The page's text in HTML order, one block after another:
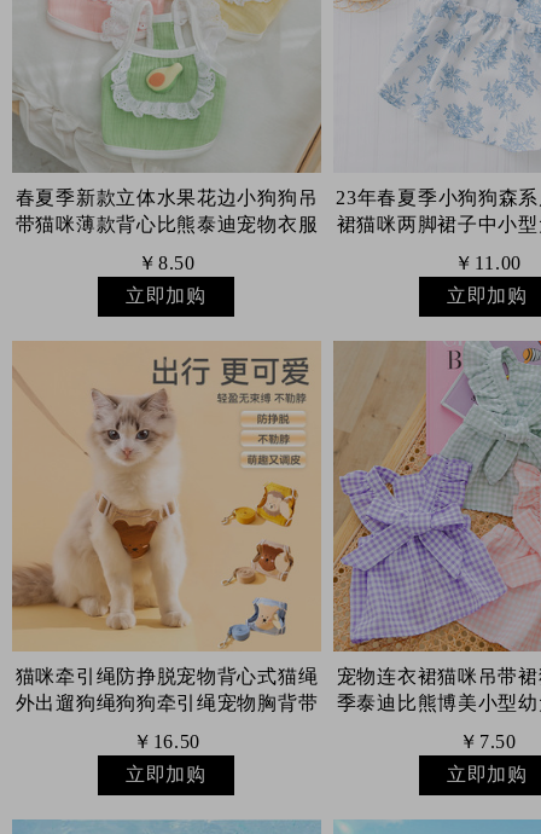
春夏季新款立体水果花边小狗狗吊
带猫咪薄款背心比熊泰迪宠物衣服
￥8.50
立即加购
23年春夏季小狗狗森
裙猫咪两脚裙子中小
￥11.00
立即加购
猫咪牵引绳防挣脱宠物背心式猫绳
外出遛狗绳狗狗牵引绳宠物胸背带
￥16.50
立即加购
宠物连衣裙猫咪吊带
季泰迪比熊博美小型
￥7.50
立即加购